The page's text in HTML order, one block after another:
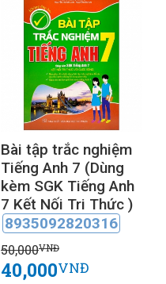
Bài tập trắc nghiệm
Tiếng Anh 7 (Dùng
kèm SGK Tiếng Anh
7 Kết Nối Tri Thức )
8935092820316
50,000VNĐ
40,000VNĐ